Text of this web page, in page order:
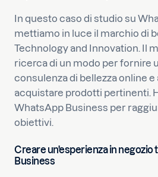
In questo caso di studio su
mettiamo in luce il marchio di
Technology and Innovation. Il
ricerca di un modo per fornire
consulenza di bellezza online e
acquistare prodotti pertinenti.
WhatsApp Business per
obiettivi.
Creare un'esperienza in
Business